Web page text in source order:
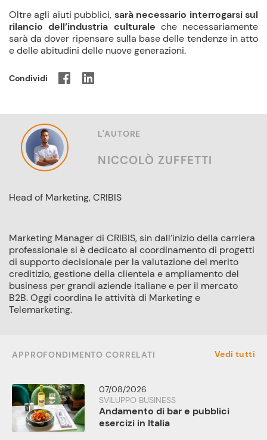
Oltre agli aiuti pubblici, sarà necessario interrogarsi sul
rilancio dell’industria culturale che necessariamente
sarà da dover ripensare sulla base delle tendenze in atto
e delle abitudini delle nuove generazioni.
Condividi
L'AUTORE
NICCOLÒ ZUFFETTI
Head of Marketing, CRIBIS
Marketing Manager di CRIBIS, sin dall’inizio della carriera
professionale si è dedicato al coordinamento di progetti
di supporto decisionale per la valutazione del merito
creditizio, gestione della clientela e ampliamento del
business per grandi aziende italiane e per il mercato
B2B. Oggi coordina le attività di Marketing e
Telemarketing.
APPROFONDIMENTO CORRELATI Vedi tutti
07/08/2026
SVILUPPO BUSINESS
Andamento di bar e pubblici
esercizi in Italia